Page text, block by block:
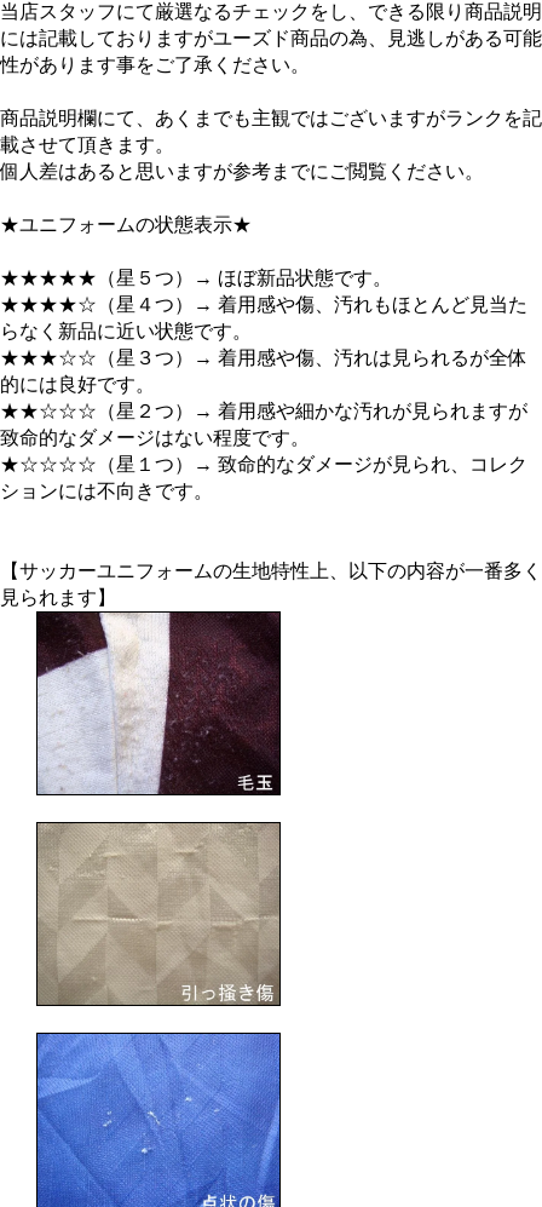
当店スタッフにて厳選なるチェックをし、できる限り商品説明
には記載しておりますがユーズド商品の為、見逃しがある可能
性があります事をご了承ください。
商品説明欄にて、あくまでも主観ではございますがランクを記
載させて頂きます。
個人差はあると思いますが参考までにご閲覧ください。
★ユニフォームの状態表示★
★★★★★（星５つ）→ ほぼ新品状態です。
★★★★☆（星４つ）→ 着用感や傷、汚れもほとんど見当た
らなく新品に近い状態です。
★★★☆☆（星３つ）→ 着用感や傷、汚れは見られるが全体
的には良好です。
★★☆☆☆（星２つ）→ 着用感や細かな汚れが見られますが
致命的なダメージはない程度です。
★☆☆☆☆（星１つ）→ 致命的なダメージが見られ、コレク
ションには不向きです。
【サッカーユニフォームの生地特性上、以下の内容が一番多く
見られます】